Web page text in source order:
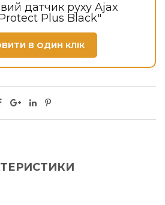
датчик руху Ajax
Plus Black"
В ОДИН КЛІК